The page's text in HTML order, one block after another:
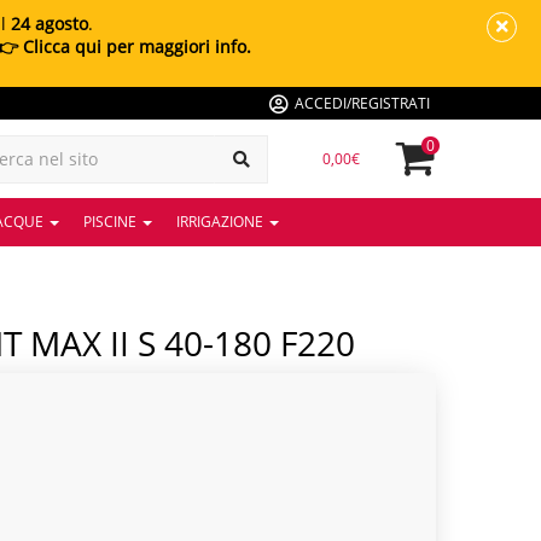
24 agosto.
Clicca qui per maggiori info.
ACCEDI/REGISTRATI
0,00€
0
PISCINE IRRIGAZIONE
MAX II S 40-180 F220